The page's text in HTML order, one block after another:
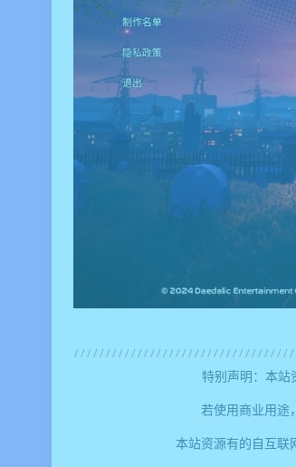
特别声明：本站
若使用商业用途
本站资源有的自互联